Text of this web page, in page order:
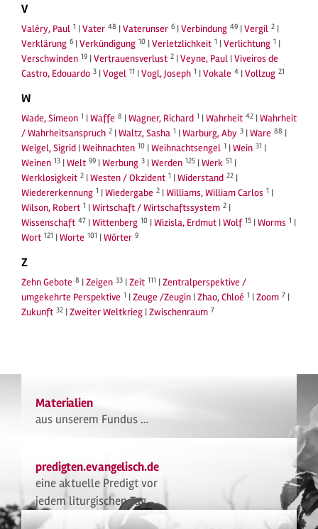
V
Valéry, Paul 1 |Vater 48 |Vaterunser 6 |Verbindung 49 |Vergil 2 |
Verklärung 6 |Verkündigung 10 |Verletzlichkeit 1 |Verlichtung 1 |
Verschwinden 19 |Vertrauensverlust 2 |Veyne, Paul |Viveiros de
Castro, Edouardo 3 |Vogel 11 |Vogl, Joseph 1 |Vokale 4 |Vollzug 21
W
Wade, Simeon 1 |Waffe 8 |Wagner, Richard 1 |Wahrheit 42 |Wahrheit
/ Wahrheitsanspruch 2 |Waltz, Sasha 1 |Warburg, Aby 3 |Ware 88 |
Weigel, Sigrid |Weihnachten 10 |Weihnachtsengel 1 |Wein 31 |
Weinen 13 |Welt 99 |Werbung 3 |Werden 125 |Werk 51 |
Werklosigkeit 2 |Westen / Okzident 1 |Widerstand 22 |
Wiedererkennung 1 |Wiedergabe 2 |Williams, William Carlos 1 |
Wilson, Robert 1 |Wirtschaft / Wirtschaftssystem 2 |
Wissenschaft 47 |Wittenberg 10 |Wizisla, Erdmut |Wolf 15 |Worms 1 |
Wort 121 |Worte 101 |Wörter 9
Z
Zehn Gebote 8 |Zeigen 33 |Zeit 111 |Zentralperspektive /
umgekehrte Perspektive 1 |Zeuge /Zeugin |Zhao, Chloé 1 |Zoom 7 |
Zukunft 32 |Zweiter Weltkrieg |Zwischenraum 7
Materialien
aus unserem Fundus …
predigten.evangelisch.de
eine aktuelle Predigt vor
jedem liturgischen Tag